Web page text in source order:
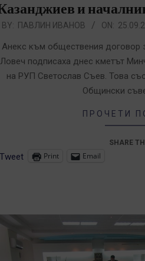
и
2012-
BY: ПАВЛИН ИВАНОВ ON:
Анекс към обществения договор
Ловеч подписаха днес кметът
на РУП Светослав Съев. Това
Общински
ПРОЧЕТИ
SHARE
Tweet Print Email